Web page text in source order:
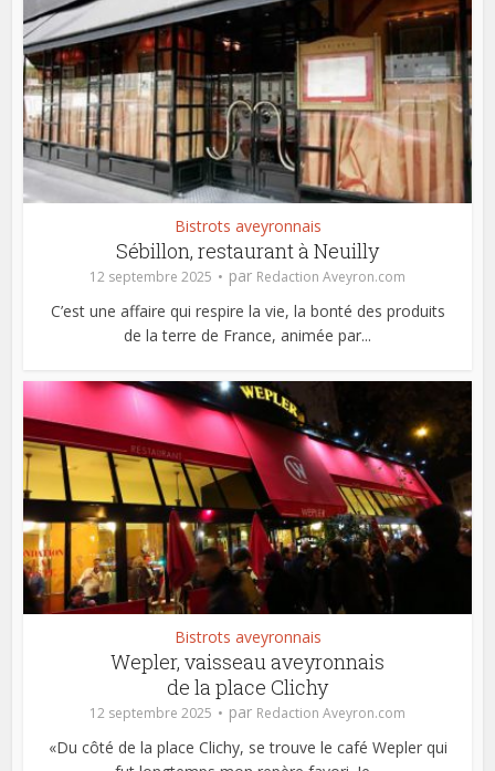
Bistrots aveyronnais
Sébillon, restaurant à Neuilly
12 septembre 2025 par Redaction Aveyron.com
C’est une affaire qui respire la vie, la bonté des produits
de la terre de France, animée par...
Bistrots aveyronnais
Wepler, vaisseau aveyronnais
de la place Clichy
12 septembre 2025 par Redaction Aveyron.com
«Du côté de la place Clichy, se trouve le café Wepler qui